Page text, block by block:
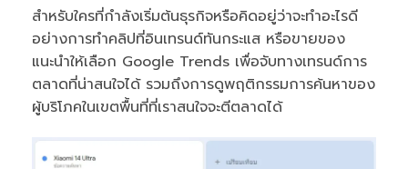
สำหรับใครที่กำลังเริ่มต้นธุรกิจหรือคิดอยู่ว่าจะทำอะไรดี
อย่างการทำคลิปที่อินเทรนด์ทันกระแส หรือขายของ
แนะนำให้เลือก Google Trends เพื่อจับทางเทรนด์การ
ตลาดที่น่าสนใจได้ รวมถึงการดูพฤติกรรมการค้นหาของ
ผู้บริโภคในเขตพื้นที่ที่เราสนใจจะตีตลาดได้